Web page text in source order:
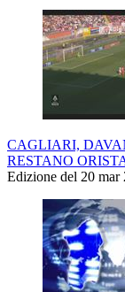
CAGLIARI,
RESTANO
Edizione del 20 mar